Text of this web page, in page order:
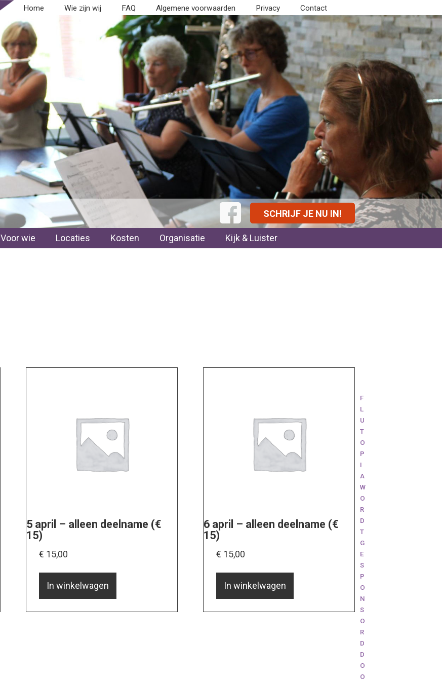
Home Wie zijn wij FAQ Algemene voorwaarden Privacy Contact
SCHRIJF JE NU IN!
Voor wie Locaties Kosten Organisatie
Kijk & Luister
5 april – alleen deelname (€
15)
€ 15,00
In winkelwagen
6 april – alleen deelname (€
15)
€ 15,00
In winkelwagen
F
L
U
T
O
P
I
A
W
O
R
D
T
G
E
S
P
O
N
S
O
R
D
D
O
O